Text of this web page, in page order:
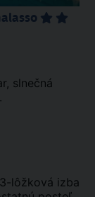
slnečná
lôžková izba